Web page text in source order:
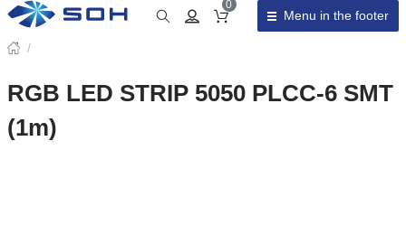
Cart total
0
Menu in the footer
/
RGB LED STRIP 5050 PLCC-6 SMT
(1m)